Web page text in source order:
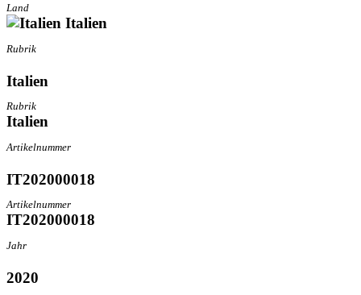
Land
Italien
Rubrik
Italien
Rubrik
Italien
Artikelnummer
IT202000018
Artikelnummer
IT202000018
Jahr
2020